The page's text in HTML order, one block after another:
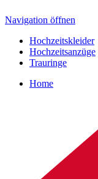
Navigation öffnen
Hochzeitskleider
Hochzeitsanzüge
Trauringe
Home